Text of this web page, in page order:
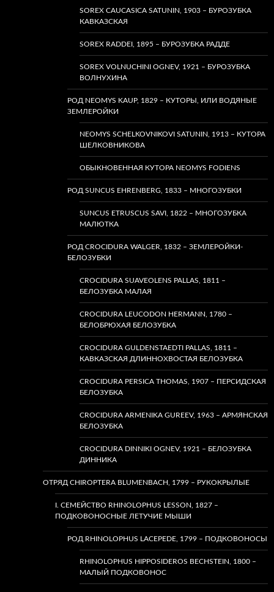
SOREX CAUCASICA SATUNIN, 1903 – БУРОЗУБКА
КАВКАЗСКАЯ
SOREX RADDEI, 1895 – БУРОЗУБКА РАДДЕ
SOREX VOLNUCHINI OGNEV, 1921 – БУРОЗУБКА
ВОЛНУХИНА
РОД NEOMYS KAUP, 1829 – КУТОРЫ, ИЛИ ВОДЯНЫЕ
ЗЕМЛЕРОЙКИ
NEOMYS SCHELKOVNIKOVI SATUNIN, 1913 – КУТОРА
ШЕЛКОВНИКОВА
ОБЫКНОВЕННАЯ КУТОРА NEOMYS FODIENS
РОД SUNCUS EHRENBERG, 1833 – МНОГОЗУБКИ
SUNCUS ETRUSCUS SAVI, 1822 – МНОГОЗУБКА
МАЛЮТКА
РОД CROCIDURA WALGER, 1832 – ЗЕМЛЕРОЙКИ-
БЕЛОЗУБКИ
CROCIDURA SUAVEOLENS PALLAS, 1811 –
БЕЛОЗУБКА МАЛАЯ
CROCIDURA LEUCODON HERMANN, 1780 –
БЕЛОБРЮХАЯ БЕЛОЗУБКА
CROCIDURA GULDENSTAEDTI PALLAS, 1811 –
КАВКАЗСКАЯ ДЛИННОХВОСТАЯ БЕЛОЗУБКА
CROCIDURA PERSICA THOMAS, 1907 – ПЕРСИДСКАЯ
БЕЛОЗУБКА
CROCIDURA ARMENIKA GUREEV, 1963 – АРМЯНСКАЯ
БЕЛОЗУБКА
CROCIDURA DINNIKI OGNEV, 1921 – БЕЛОЗУБКА
ДИННИКА
ОТРЯД CHIROPTERA BLUMENBACH, 1799 – РУКОКРЫЛЫЕ
I. СЕМЕЙСТВО RHINOLOPHUS LESSON, 1827 –
ПОДКОВОНОСНЫЕ ЛЕТУЧИЕ МЫШИ
РОД RHINOLOPHUS LACEPEDE, 1799 – ПОДКОВОНОСЫ
RHINOLOPHUS HIPPOSIDEROS BECHSTEIN, 1800 –
МАЛЫЙ ПОДКОВОНОС